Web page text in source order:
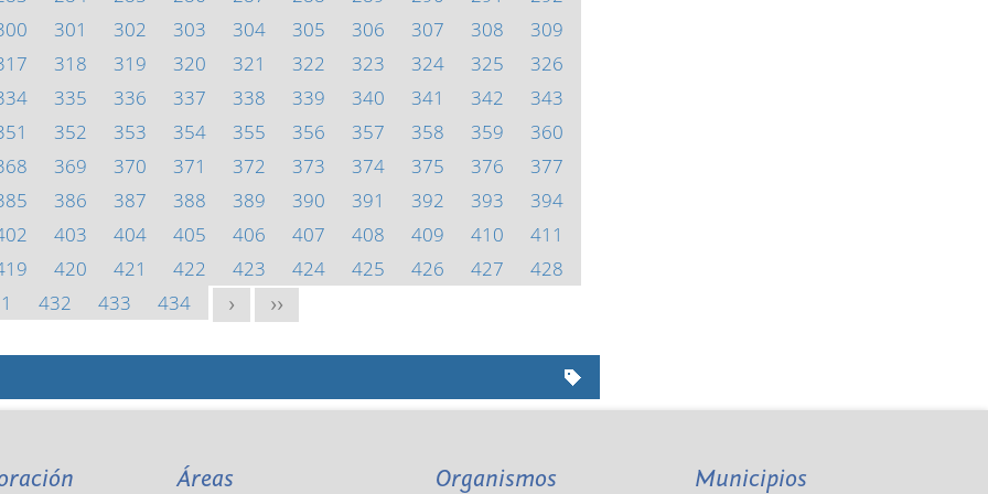
301 302 303 304 305 306 307 308
309
318 319 320 321 322 323 324 325
326
335 336 337 338 339 340 341 342
343
352 353 354 355 356 357 358 359
360
369 370 371 372 373 374 375 376
377
386 387 388 389 390 391 392 393
394
403 404 405 406 407 408 409 410
411
420 421 422 423 424 425 426 427
428
432 433 434 > >>
Áreas Organismos Municipios